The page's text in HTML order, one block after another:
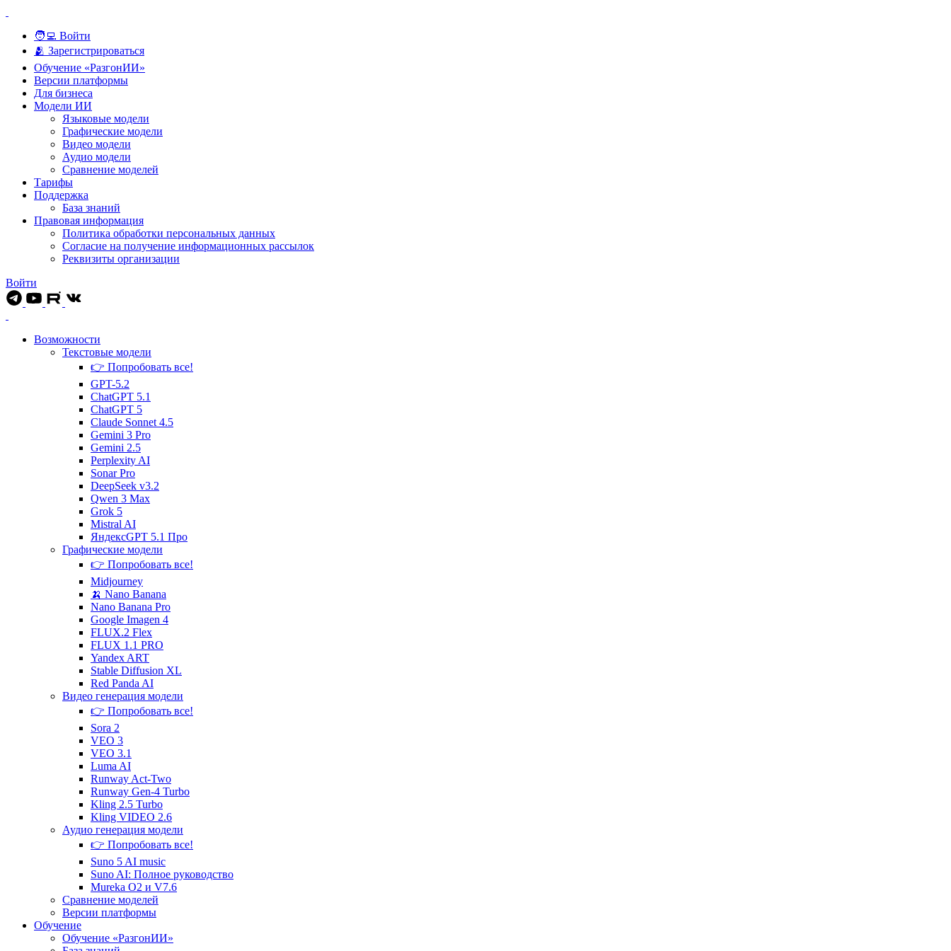
🧑‍💻 Войти
🫂 Зарегистрироваться
Обучение «РазгонИИ»
Версии платформы
Для бизнеса
Модели ИИ
Языковые модели
Графические модели
Видео модели
Аудио модели
Сравнение моделей
Тарифы
Поддержка
База знаний
Правовая информация
Политика обработки персональных данных
Согласие на получение информационных рассылок
Реквизиты организации
Войти
Возможности
Текстовые модели
👉 Попробовать все!
GPT-5.2
ChatGPT 5.1
ChatGPT 5
Claude Sonnet 4.5
Gemini 3 Pro
Gemini 2.5
Perplexity AI
Sonar Pro
DeepSeek v3.2
Qwen 3 Max
Grok 5
Mistral AI
ЯндексGPT 5.1 Про
Графические модели
👉 Попробовать все!
Midjourney
🍌 Nano Banana
Nano Banana Pro
Google Imagen 4
FLUX.2 Flex
FLUX 1.1 PRO
Yandex ART
Stable Diffusion XL
Red Panda AI
Видео генерация модели
👉 Попробовать все!
Sora 2
VEO 3
VEO 3.1
Luma AI
Runway Act-Two
Runway Gen‑4 Turbo
Kling 2.5 Turbo
Kling VIDEO 2.6
Аудио генерация модели
👉 Попробовать все!
Suno 5 AI music
Suno AI: Полное руководство
Mureka O2 и V7.6
Сравнение моделей
Версии платформы
Обучение
Обучение «РазгонИИ»